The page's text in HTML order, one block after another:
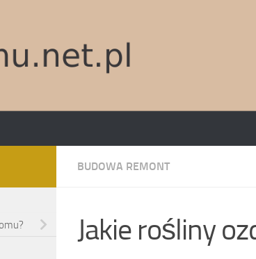
BUDOWA REMONT
Jakie rośliny